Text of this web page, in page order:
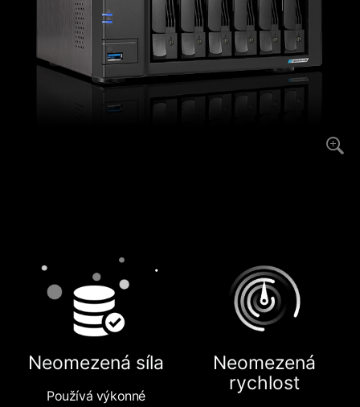
Neomezená síla
Používá výkonné
Neomezená
rychlost